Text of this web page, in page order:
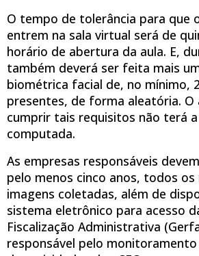
O tempo de tolerância para que
entrem na sala virtual será de
horário de abertura da aula. E,
também deverá ser feita mais
biométrica facial de, no mínimo,
presentes, de forma aleatória. O
cumprir tais requisitos não terá
computada.
As empresas responsáveis
pelo menos cinco anos, todos
imagens coletadas, além de
sistema eletrônico para acesso
Fiscalização Administrativa
responsável pelo